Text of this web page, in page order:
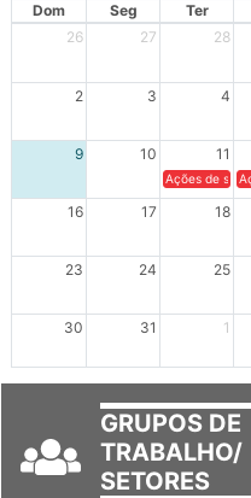
Dom Seg Ter
26
27 28
2 3 4
9 10 11
Ações de
16 17 18
23 24 25
30 31 1
GRUPOS DE
TRABALHO/
SETORES